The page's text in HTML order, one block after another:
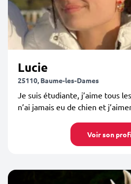
Lucie
25110, Baume-les-Dames
Je suis étudiante, j’aime tous
n’ai jamais eu de chien et
Voir son